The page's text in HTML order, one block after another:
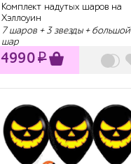
Комплект надутых шаров на
Хэллоуин
7 шаров + 3 звезды + большой
шар
4990₽